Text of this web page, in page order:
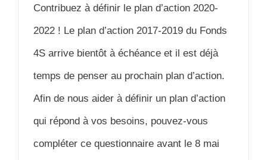
Contribuez à définir le plan d’action 2020-
2022 ! Le plan d’action 2017-2019 du Fonds
4S arrive bientôt à échéance et il est déjà
temps de penser au prochain plan d’action.
Afin de nous aider à définir un plan d’action
qui répond à vos besoins, pouvez-vous
compléter ce questionnaire avant le 8 mai